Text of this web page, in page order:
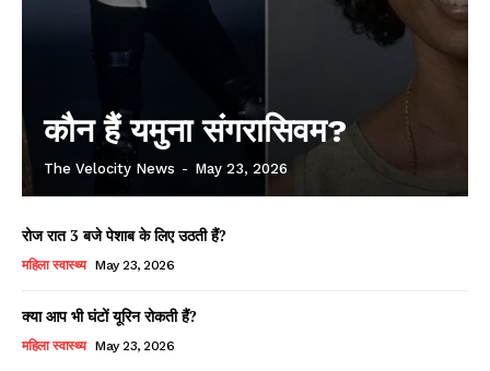
कौन हैं यमुना संगरासिवम?
The Velocity News - May 23, 2026
रोज रात 3 बजे पेशाब के लिए उठती हैं?
महिला स्वास्थ्य May 23, 2026
क्या आप भी घंटों यूरिन रोकती हैं?
महिला स्वास्थ्य May 23, 2026